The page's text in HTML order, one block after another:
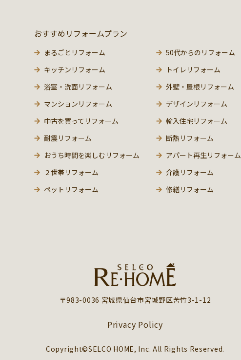
おすすめリフォームプラン
まるごとリフォーム
50代からのリフォーム
キッチンリフォーム
トイレリフォーム
浴室・洗面リフォーム
外壁・屋根リフォーム
マンションリフォーム
デザインリフォーム
中古を買ってリフォーム
輸入住宅リフォーム
耐震リフォーム
断熱リフォーム
おうち時間を楽しむリフォーム
アパート再生リフォーム
２世帯リフォーム
介護リフォーム
ペットリフォーム
修繕リフォーム
〒983-0036 宮城県仙台市宮城野区苦竹3-1-12
Privacy Policy
Copyright©SELCO HOME, Inc. All Rights Reserved.